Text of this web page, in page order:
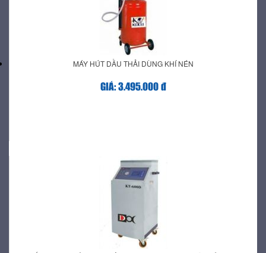
MÁY HÚT DẦU THẢI DÙNG KHÍ NÉN
GIÁ: 3.495.000 đ